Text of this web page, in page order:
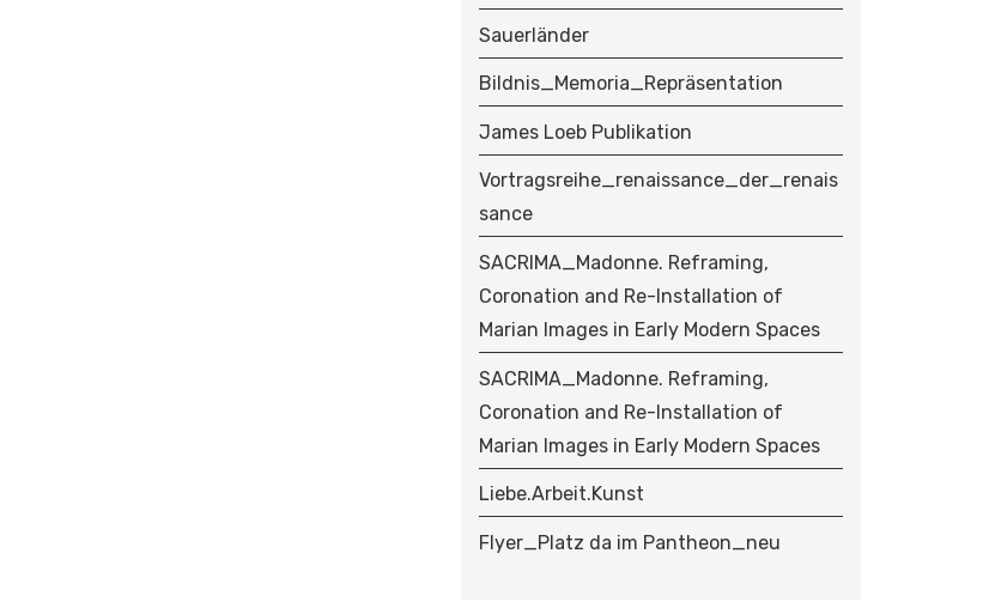
Sauerländer
Bildnis_Memoria_Repräsentation
James Loeb Publikation
Vortragsreihe_renaissance_der_renais
sance
SACRIMA_Madonne. Reframing,
Coronation and Re-Installation of
Marian Images in Early Modern Spaces
SACRIMA_Madonne. Reframing,
Coronation and Re-Installation of
Marian Images in Early Modern Spaces
Liebe.Arbeit.Kunst
Flyer_Platz da im Pantheon_neu